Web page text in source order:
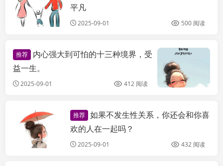
平凡
2025-09-01 500 阅读
推荐
内心强大到可怕的十三种境界，受
益一生。
2025-09-01 412 阅读
天枢信息百科
推荐 如果不发生性关系，你还会和你喜
欢的人在一起吗？
2025-09-01 432 阅读